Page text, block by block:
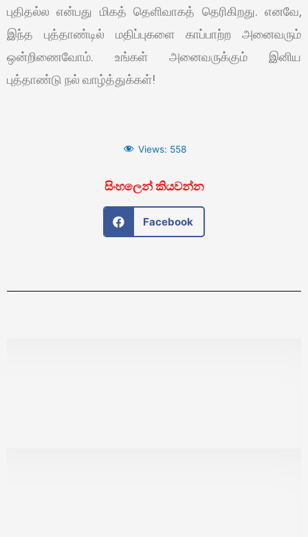
புதிதல்ல என்பது மிகத் தெளிவாகத் தெரிகிறது. எனவே,
இந்த புத்தாண்டில் மதிப்புகளை காப்பாற்ற அனைவரும்
ஒன்றிணைவோம். உங்கள் அனைவருக்கும் இனிய
புத்தாண்டு நல் வாழ்த்துக்கள்!
Views: 558
සිංහලෙන් කියවන්න
Facebook